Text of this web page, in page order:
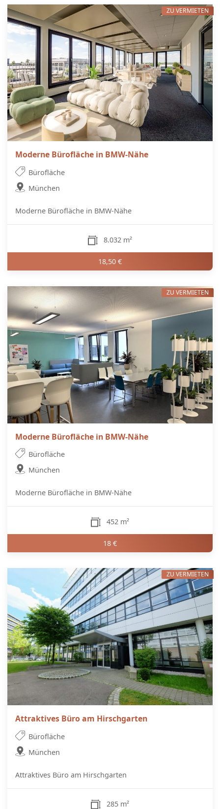
Moderne Bürofläche in BMW-Nähe
Bürofläche
München
Moderne Bürofläche in BMW-Nähe
8.032 m²
18,50 €
ZU VERMIETEN
Moderne Bürofläche in BMW-Nähe
Bürofläche
München
Moderne Bürofläche in BMW-Nähe
452 m²
18 €
ZU VERMIETEN
Attraktives Büro am Hirschgarten
Bürofläche
München
Attraktives Büro am Hirschgarten
285 m²
ZU VERMIETEN